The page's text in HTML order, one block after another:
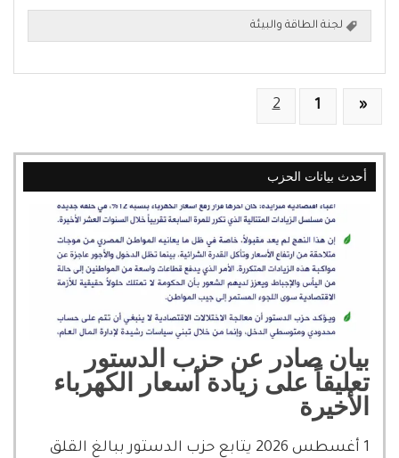
لجنة الطاقة والبيئة
«
1
2
أحدث بيانات الحزب
بيان صادر عن حزب الدستور
تعليقاً على زيادة أسعار الكهرباء
الأخيرة
1 أغسطس 2026 يتابع حزب الدستور ببالغ القلق